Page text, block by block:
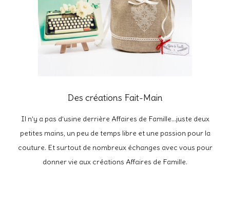
Des créations Fait-Main
Il n’y a pas d’usine derrière Affaires de Famille…juste deux
petites mains, un peu de temps libre et une passion pour la
couture. Et surtout de nombreux échanges avec vous pour
donner vie aux créations Affaires de Famille.